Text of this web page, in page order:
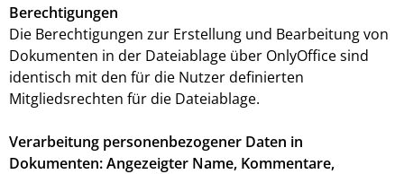
Berechtigungen
Die Berechtigungen zur Erstellung und Bearbeitung von
Dokumenten in der Dateiablage über OnlyOffice sind
identisch mit den für die Nutzer definierten
Mitgliedsrechten für die Dateiablage.
Verarbeitung personenbezogener Daten in
Dokumenten: Angezeigter Name, Kommentare,